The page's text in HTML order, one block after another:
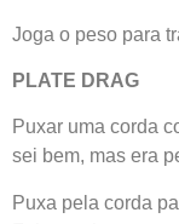
Joga o peso para
PLATE DRAG
Puxar uma corda
sei bem, mas era
Puxa pela corda